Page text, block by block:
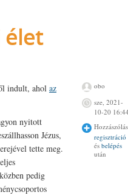
élet
indult, ahol az
nyitott
Jézus,
tette meg.
pedig
obo
sze, 2021-
10-20 16:44
Hozzászólás
regisztráció
és belépés
után